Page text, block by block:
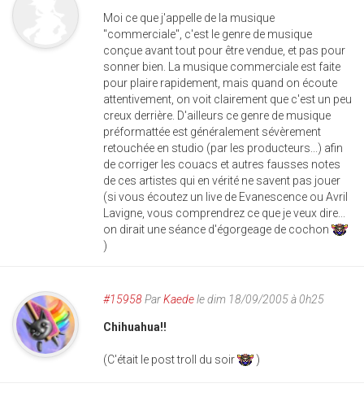
Moi ce que j'appelle de la musique
"commerciale", c'est le genre de musique
conçue avant tout pour être vendue, et pas pour
sonner bien. La musique commerciale est faite
pour plaire rapidement, mais quand on écoute
attentivement, on voit clairement que c'est un peu
creux derrière. D'ailleurs ce genre de musique
préformattée est généralement sévèrement
retouchée en studio (par les producteurs...) afin
de corriger les couacs et autres fausses notes
de ces artistes qui en vérité ne savent pas jouer
(si vous écoutez un live de Evanescence ou Avril
Lavigne, vous comprendrez ce que je veux dire...
on dirait une séance d'égorgeage de cochon
)
#15958ParKaedele dim 18/09/2005 à 0h25
Chihuahua!!
(C'était le post troll du soir )